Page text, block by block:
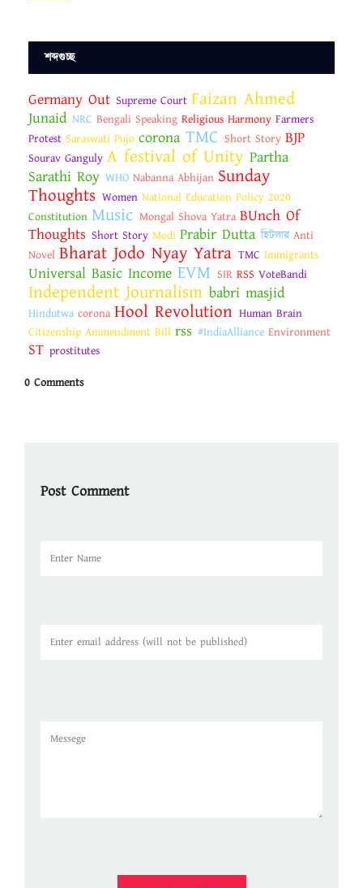
শব্দগুচ্ছ
Germany Out Supreme Court Faizan Ahmed
Junaid NRC Bengali Speaking Religious Harmony Farmers
Protest Saraswati Pujo corona TMC Short Story BJP
Sourav Ganguly A festival of Unity Partha
Sarathi Roy WHO Nabanna Abhijan Sunday
Thoughts Women National Education Policy 2020
Constitution Music Mongal Shova Yatra BUnch Of
Thoughts Short Story Modi Prabir Duttaহিটলার Anti
Novel Bharat Jodo Nyay Yatra TMC Immigrants
Universal Basic Income EVM SIR RSS VoteBandi
Independent Journalism babri masjid
Hindutwa corona Hool Revolution Human Brain
Citizenship Ammendment Bill rss #IndiaAlliance Environment
ST prostitutes
0 Comments
Post Comment